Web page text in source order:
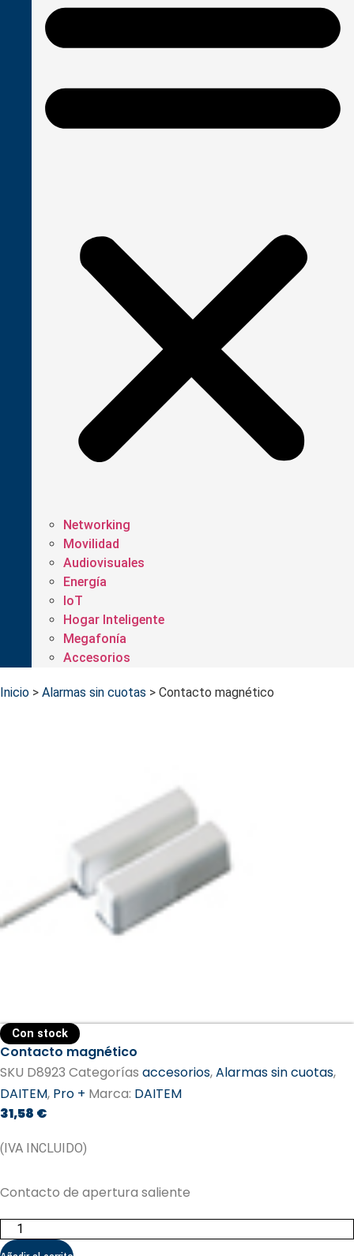
Networking
Movilidad
Audiovisuales
Energía
IoT
Hogar Inteligente
Megafonía
Accesorios
Inicio > Alarmas sin cuotas > Contacto magnético
Con stock
Contacto magnético
SKU D8923 Categorías accesorios,Alarmas sin cuotas,
DAITEM, Pro + Marca: DAITEM​
31,58 €
(IVA INCLUIDO)
Contacto de apertura saliente
Contacto
magnético
cantidad